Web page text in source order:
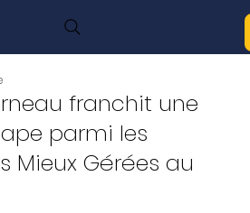
franchit une
parmi les
Mieux Gérées au